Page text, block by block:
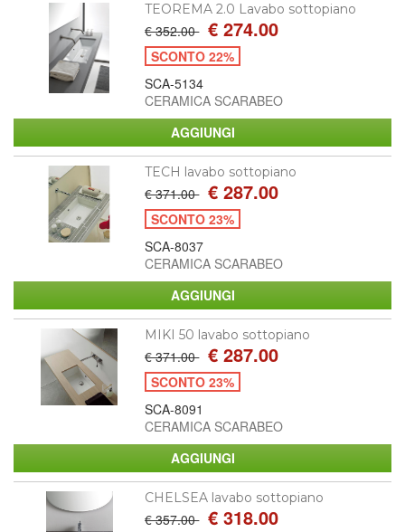
TEOREMA 2.0 Lavabo sottopiano
€ 352.00 € 274.00
SCONTO 22%
SCA-5134
CERAMICA SCARABEO
TECH lavabo sottopiano
€ 371.00 € 287.00
SCONTO 23%
SCA-8037
CERAMICA SCARABEO
MIKI 50 lavabo sottopiano
€ 371.00 € 287.00
SCONTO 23%
SCA-8091
CERAMICA SCARABEO
CHELSEA lavabo sottopiano
€ 357.00 € 318.00